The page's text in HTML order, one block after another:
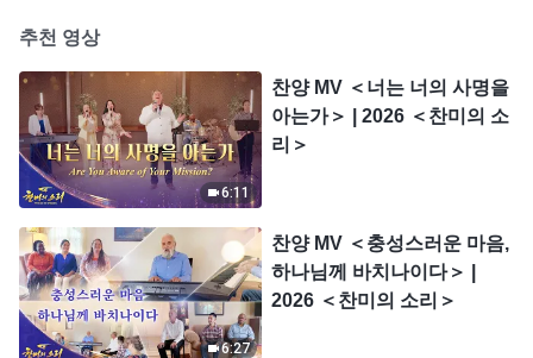
추천 영상
6:11
찬양 MV ＜너는 너의 사명을
아는가＞ | 2026 ＜찬미의 소
리＞
6:27
찬양 MV ＜충성스러운 마음,
하나님께 바치나이다＞ |
2026 ＜찬미의 소리＞